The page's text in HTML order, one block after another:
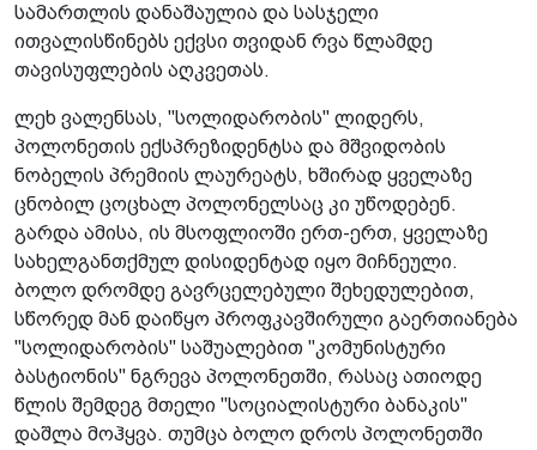
სამართლის დანაშაულია და სასჯელი
ითვალისწინებს ექვსი თვიდან რვა წლამდე
თავისუფლების აღკვეთას.
ლეხ ვალენსას, "სოლიდარობის" ლიდერს,
პოლონეთის ექსპრეზიდენტსა და მშვიდობის
ნობელის პრემიის ლაურეატს, ხშირად ყველაზე
ცნობილ ცოცხალ პოლონელსაც კი უწოდებენ.
გარდა ამისა, ის მსოფლიოში ერთ-ერთ, ყველაზე
სახელგანთქმულ დისიდენტად იყო მიჩნეული.
ბოლო დრომდე გავრცელებული შეხედულებით,
სწორედ მან დაიწყო პროფკავშირული გაერთიანება
"სოლიდარობის" საშუალებით "კომუნისტური
ბასტიონის" ნგრევა პოლონეთში, რასაც ათიოდე
წლის შემდეგ მთელი "სოციალისტური ბანაკის"
დაშლა მოჰყვა. თუმცა ბოლო დროს პოლონეთში